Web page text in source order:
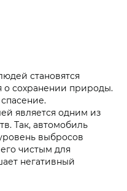
становятся
о сохранении природы.
является одним из
Так, автомобиль
выбросов
чистым для
негативный